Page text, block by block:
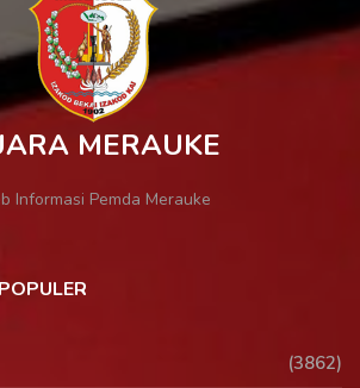
MERAUKE
Informasi Pemda Merauke
(3862)